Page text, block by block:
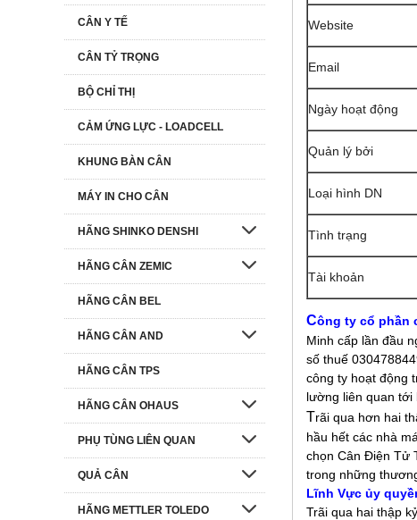
Website
Email
Ngày hoạt động
Quản lý bởi
Loại hình DN
Tình trạng
Tài khoản
Công ty cổ phần
Minh cấp lần đầu
số thuế
công ty hoạt động
lường liên quan tới
Trãi qua hơn hai
hầu hết các nhà
chọn Cân Điện Tử
trong những
Lĩnh Vực ủy
Trãi qua hai thập
CÂN Y TẾ
CÂN TỶ TRỌNG
BỘ CHỈ THỊ
CẢM ỨNG LỰC - LOADCELL
KHUNG BÀN CÂN
MÁY IN CHO CÂN
HÃNG SHINKO DENSHI
HÃNG CÂN ZEMIC
HÃNG CÂN BEL
HÃNG CÂN AND
HÃNG CÂN TPS
HÃNG CÂN OHAUS
PHỤ TÙNG LIÊN QUAN
QUẢ CÂN
HÃNG METTLER TOLEDO